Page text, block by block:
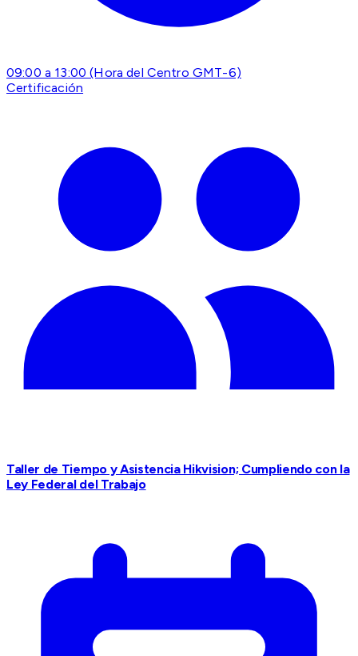
09:00 a 13:00 (Hora del Centro GMT-6)
Certificación
Taller de Tiempo y Asistencia Hikvision; Cumpliendo con la
Ley Federal del Trabajo